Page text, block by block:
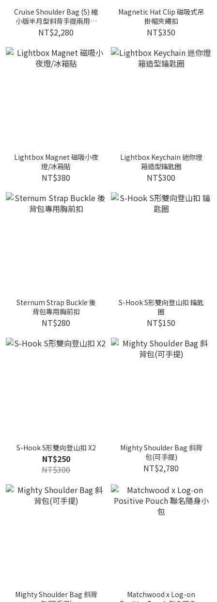
Cruise Shoulder Bag (S) 縮
小版半月型斜背手提兩用肩
背包
NT$2,280
Magnetic Hat Clip 磁吸式吊
掛帽夾繩扣
NT$350
Lightbox Magnet 磁吸小夜
燈/冰箱貼
NT$380
Lightbox Keychain 迷你燈
箱造型鑰匙圈
NT$300
Sternum Strap Buckle 後
背包專用胸前扣
NT$280
S-Hook S形雙向登山扣 鑰匙
圈
NT$150
S-Hook S形雙向登山扣 X2
NT$250
NT$300
Mighty Shoulder Bag 斜背
包(可手提)
NT$2,780
Mighty Shoulder Bag 斜背
Matchwood x Log-on